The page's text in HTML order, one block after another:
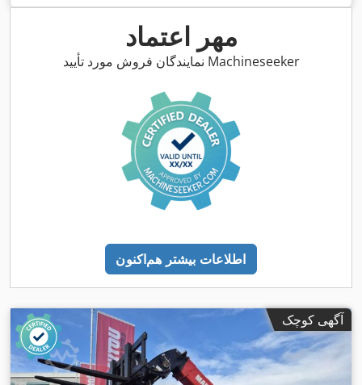
مهر اعتماد
نمایندگان فروش مورد تأیید Machineseeker
اطلاعات بیشتر هم‌اکنون
آگهی کوچک